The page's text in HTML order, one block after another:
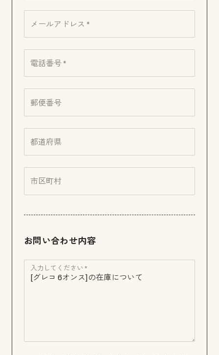
メールアドレス *
電話番号 *
郵便番号
都道府県
市区町村
お問い合わせ内容
入力してください *